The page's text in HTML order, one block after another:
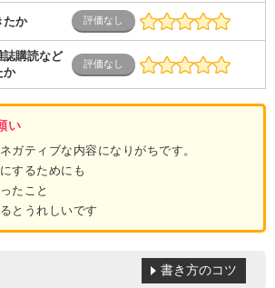
たか
誌購読など
か
い
ガティブな内容になりがちです。
するためにも
たこと
とうれしいです
書き方のコツ